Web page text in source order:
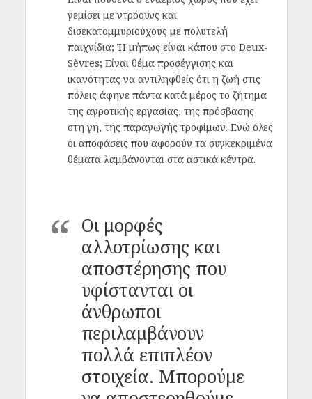
γεμίσει με ντρόουνς και
δισεκατομμυριούχους με πολυτελή
παιχνίδια; Ή μήπως είναι κάπου στο Deux-
Sèvres; Είναι θέμα προσέγγισης και
ικανότητας να αντιληφθείς ότι η ζωή στις
πόλεις άφηνε πάντα κατά μέρος το ζήτημα
της αγροτικής εργασίας, της πρόσβασης
στη γη, της παραγωγής τροφίμων. Ενώ όλες
οι αποφάσεις που αφορούν τα συγκεκριμένα
θέματα λαμβάνονται στα αστικά κέντρα.
Οι μορφές
αλλοτρίωσης και
αποστέρησης που
υφίστανται οι
άνθρωποι
περιλαμβάνουν
πολλά επιπλέον
στοιχεία. Μπορούμε